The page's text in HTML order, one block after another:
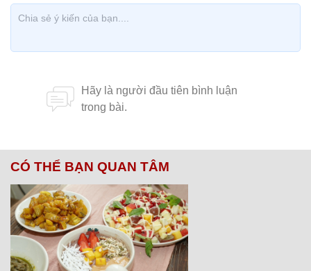
CÓ THỂ BẠN QUAN TÂM